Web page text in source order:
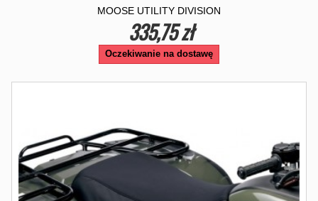
MOOSE UTILITY DIVISION
335,75 zł
Oczekiwanie na dostawę